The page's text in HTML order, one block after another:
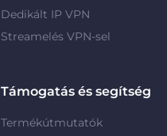
Dedikált IP VPN
Streamelés VPN-sel
Támogatás és segítség
Termékútmutatók